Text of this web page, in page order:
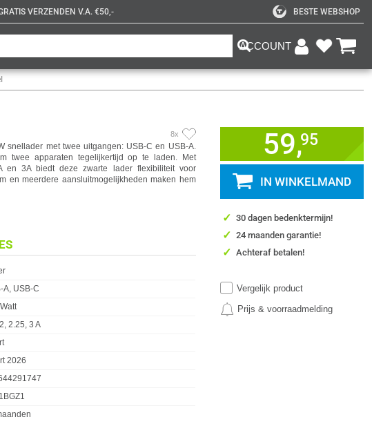
VERZENDEN V.A. €50,- BESTE WEBSHOP
ACCOUNT
8x
snellader met twee uitgangen: USB-C en USB-A.
twee apparaten tegelijkertijd op te laden. Met
en 3A biedt deze zwarte lader flexibiliteit voor
en meerdere aansluitmogelijkheden maken hem
A, USB-C
2.25, 3 A
2026
59,95
IN WINKELMAND
✓ 30 dagen bedenktermijn!
✓ 24 maanden garantie!
✓ Achteraf betalen!
Vergelijk product
Prijs & voorraadmelding